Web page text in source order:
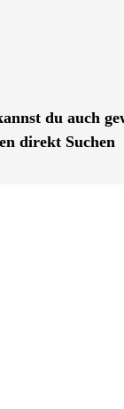
du auch
direkt Suchen